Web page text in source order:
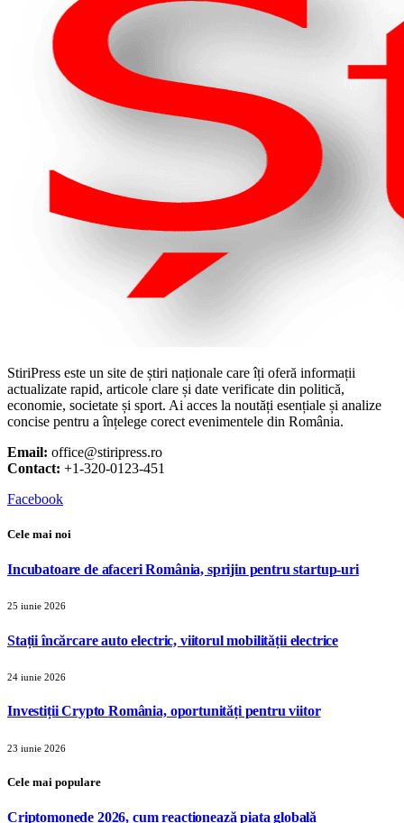
StiriPress este un site de știri naționale care îți oferă informații
actualizate rapid, articole clare și date verificate din politică,
economie, societate și sport. Ai acces la noutăți esențiale și analize
concise pentru a înțelege corect evenimentele din România.
Email: office@stiripress.ro
Contact: +1-320-0123-451
Facebook
Cele mai noi
Incubatoare de afaceri România, sprijin pentru startup-uri
25 iunie 2026
Stații încărcare auto electric, viitorul mobilității electrice
24 iunie 2026
Investiții Crypto România, oportunități pentru viitor
23 iunie 2026
Cele mai populare
Criptomonede 2026, cum reacționează piața globală